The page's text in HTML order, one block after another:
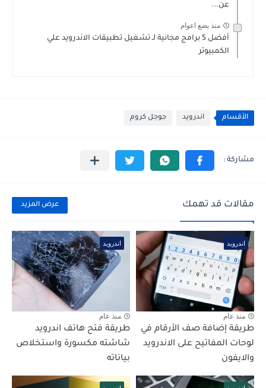
عن...
منذ بضع اعوام
أفضل 5 برامج مجانية لـ تشغيل تطبيقات الاندرويد علي
الكمبيوتر
الأقسام اندرويد جوجل كروم
مقالات قد تهمك عرض المزيد
اندرويد
منذ عام
طريقة إضافة صف الأرقام في
لوحات المفاتيح على الاندرويد
والايفون
اندرويد
منذ عام
طريقة فتح هاتف اندرويد
شاشته مكسورة واستخلاص
بياناته